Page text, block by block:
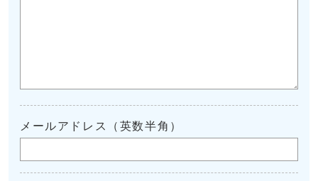
メールアドレス（英数半角）